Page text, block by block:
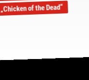
„Chicken of the Dead“